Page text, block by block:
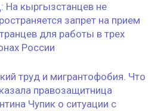
кыргызстанцев не
запрет на прием
для работы в трех
России
труд и мигрантофобия. Что
правозащитница
Чупик о ситуации с